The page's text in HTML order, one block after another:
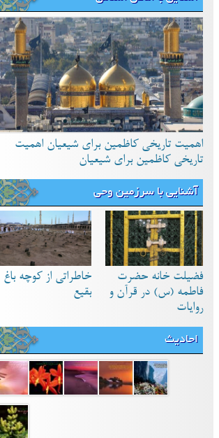
اهمیت تاریخی کاظمین برای شیعیان اهمیت
تاریخی کاظمین برای شیعیان
آشنایی با سرزمین وحی
فضیلت خانه حضرت
فاطمه (س) در قرآن و
روایات
خاطراتی از کوچه باغ
بقیع
احادیث